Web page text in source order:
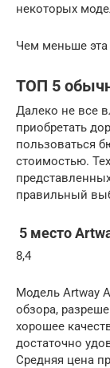
некоторых
Чем меньше эта
ТОП 5
Далеко не все
приобретать
пользоваться
стоимостью.
правильный
5 место
8,4
Модель Artway
обзора,
хорошее
достаточно
Средняя цена